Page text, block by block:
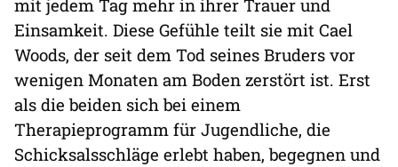
mit jedem Tag mehr in ihrer Trauer und
Einsamkeit. Diese Gefühle teilt sie mit Cael
Woods, der seit dem Tod seines Bruders vor
wenigen Monaten am Boden zerstört ist. Erst
als die beiden sich bei einem
Therapieprogramm für Jugendliche, die
Schicksalsschläge erlebt haben, begegnen und